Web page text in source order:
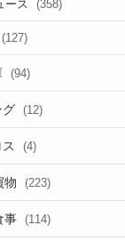
ース (358)
(127)
(94)
グ (12)
(4)
物 (223)
事 (114)